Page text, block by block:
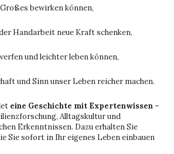
bewirken können,
Handarbeit neue Kraft schenken,
und leichter leben können,
und Sinn unser Leben reicher machen.
eine Geschichte mit Expertenwissen–
Alltagskultur und
Erkenntnissen. Dazu erhalten Sie
Sie sofort in Ihr eigenes Leben einbauen